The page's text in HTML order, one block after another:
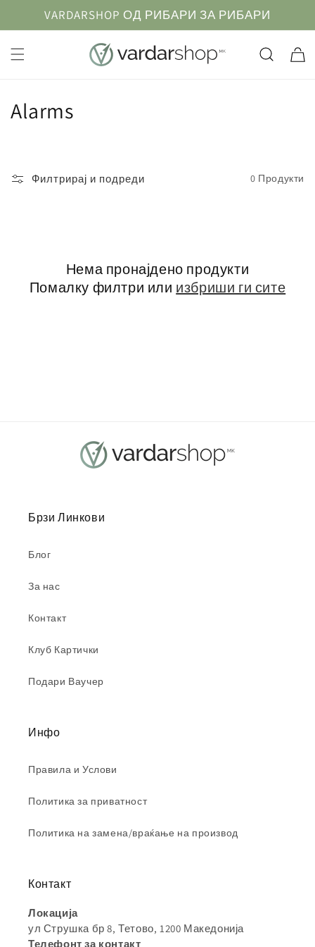
содржината
VARDARSHOP ОД РИБАРИ ЗА РИБАРИ
К
е
Alarms
Филтрирај и подреди 0 Продукти
Нема пронајдено продукти
Помалку филтри или избриши ги сите
Брзи Линкови
Блог
За нас
Контакт
Клуб Картички
Подари Ваучер
Инфо
Правила и Услови
Политика за приватност
Политика на замена/враќање на производ
Контакт
Локација
ул Струшка бр 8, Тетово, 1200 Македонија
Телефонт за контакт